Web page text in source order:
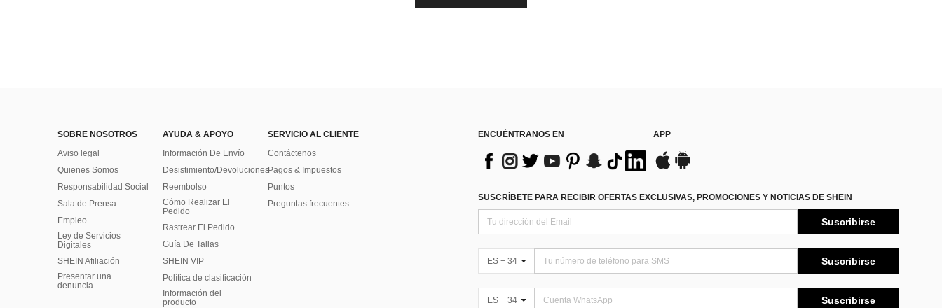
SOBRE NOSOTROS
Aviso legal
Quienes Somos
Responsabilidad Social
Sala de Prensa
Empleo
Ley de Servicios
Digitales
SHEIN Afiliación
Presentar una
denuncia
AYUDA & APOYO
Información De Envío
Desistimiento/Devoluciones
Reembolso
Cómo Realizar El
Pedido
Rastrear El Pedido
Guía De Tallas
SHEIN VIP
Política de clasificación
​Información del
producto
SERVICIO AL CLIENTE
Contáctenos
Pagos & Impuestos
Puntos
Preguntas frecuentes
ENCUÉNTRANOS EN APP
SUSCRÍBETE PARA RECIBIR OFERTAS EXCLUSIVAS, PROMOCIONES Y NOTICIAS DE SHEIN
Suscribirse
ES + 34 Suscribirse
ES + 34 Suscribirse